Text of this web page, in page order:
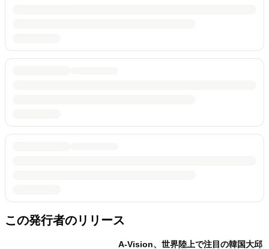
この発行者のリリース
A-Vision、世界陸上で注目の韓国大邱